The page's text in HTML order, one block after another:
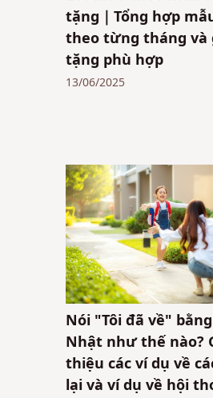
tặng｜Tổng hợp
theo từng tháng và
tặng phù hợp
13/06/2025
Nói "Tôi đã về"
Nhật như thế nào?
thiệu các ví dụ về
lại và ví dụ về hội